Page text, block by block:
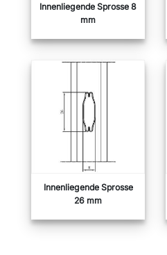
Innenliegende Sprosse 8
mm
Innenliegende Sprosse
26 mm